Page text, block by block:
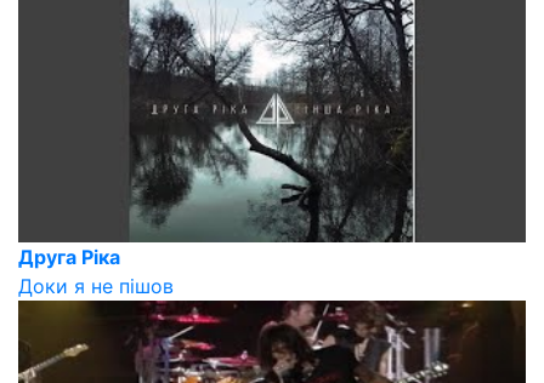
Друга Ріка
Доки я не пішов